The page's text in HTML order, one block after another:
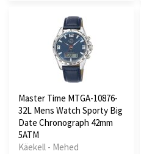
Master Time MTGA-10876-
32L Mens Watch Sporty Big
Date Chronograph 42mm
5ATM
Käekell - Mehed